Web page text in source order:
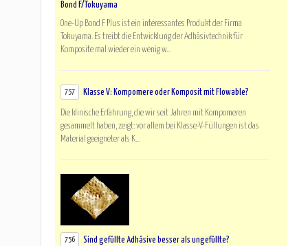
Bond F/Tokuyama
One-Up Bond F Plus ist ein interessantes Produkt der Firma
Tokuyama. Es treibt die Entwicklung der Adhäsivtechnik für
Komposite mal wieder ein wenig w...
757 Klasse V: Kompomere oder Komposit mit Flowable?
Die klinische Erfahrung, die wir seit Jahren mit Kompomeren
gesammelt haben, zeigt: vor allem bei Klasse-V-Füllungen ist das
Material geeigneter als K...
756 Sind gefüllte Adhäsive besser als ungefüllte?